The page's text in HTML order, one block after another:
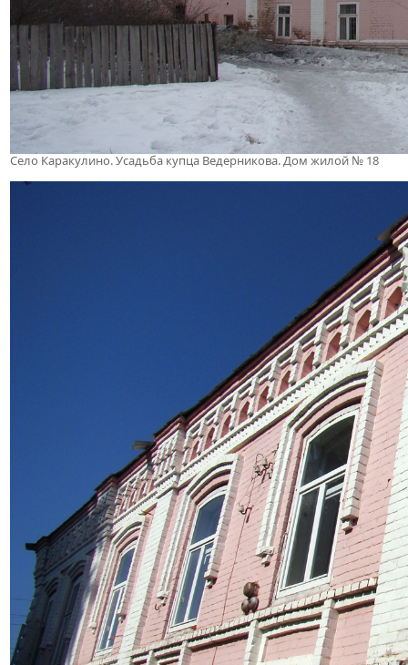
Село Каракулино. Усадьба купца Ведерникова. Дом жилой № 18